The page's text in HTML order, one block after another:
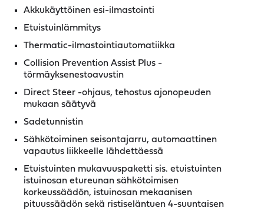
Akkukäyttöinen esi-ilmastointi
Etuistuinlämmitys
Thermatic-ilmastointiautomatiikka
Collision Prevention Assist Plus -
törmäyksenestoavustin
Direct Steer -ohjaus, tehostus ajonopeuden
mukaan säätyvä
Sadetunnistin
Sähkötoiminen seisontajarru, automaattinen
vapautus liikkeelle lähdettäessä
Etuistuinten mukavuuspaketti sis. etuistuinten
istuinosan etureunan sähkötoimisen
korkeussäädön, istuinosan mekaanisen
pituussäädön sekä ristiseläntuen 4-suuntaisen